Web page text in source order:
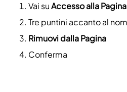
Vai suAccesso alla Pagina
Tre puntini accanto al
Rimuovi dalla Pagina
Conferma